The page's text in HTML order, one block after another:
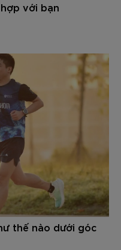
với bạn
thế nào dưới góc